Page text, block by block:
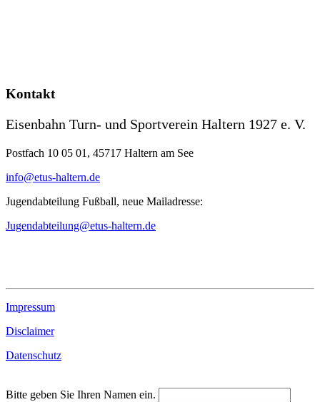
Kontakt
Eisenbahn Turn- und Sportverein Haltern 1927 e. V.
Postfach 10 05 01, 45717 Haltern am See
info@etus-haltern.de
Jugendabteilung Fußball, neue Mailadresse:
Jugendabteilung@etus-haltern.de
Impressum
Disclaimer
Datenschutz
Bitte geben Sie Ihren Namen ein.